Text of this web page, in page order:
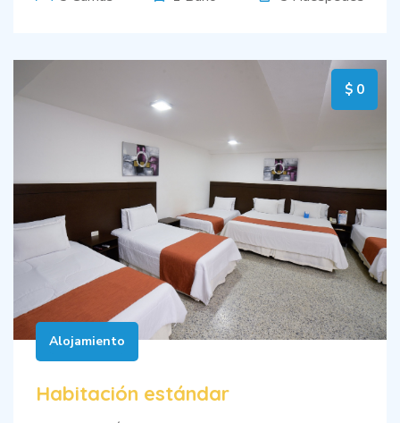
$ 0
Alojamiento
Habitación estándar